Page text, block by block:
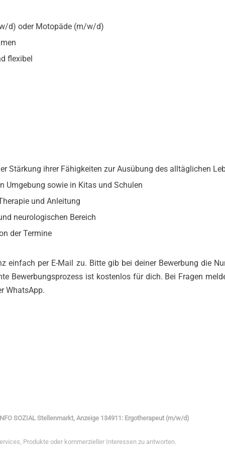
d) oder Motopäde (m/w/d)
flexibel
Stärkung ihrer Fähigkeiten zur Ausübung des alltäglichen
Umgebung sowie in Kitas und Schulen
und Anleitung
neurologischen Bereich
der Termine
einfach per E-Mail zu. Bitte gib bei deiner Bewerbung die
Bewerbungsprozess ist kostenlos für dich. Bei Fragen
WhatsApp.
SOZIAL Stellenmarkt, Anzeige 134911: Ergotherapeut (m/w/d)
Produkte oder kommerzieller Interessen zu antworten.